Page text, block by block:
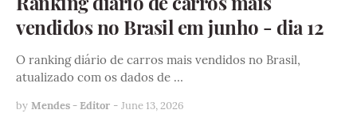
vendidos no Brasil em junho - dia 12
O ranking diário de carros mais vendidos no Brasil,
atualizado com os dados de …
by Mendes - Editor - June 13, 2026